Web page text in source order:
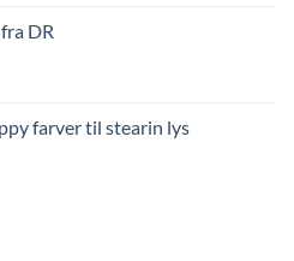
DR
farver til stearin lys